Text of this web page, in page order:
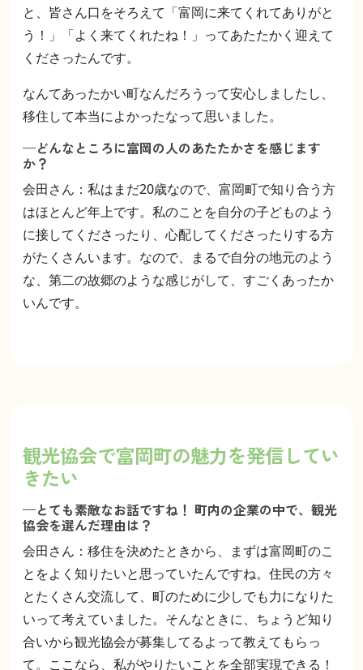
と、皆さん口をそろえて「富岡に来てくれてありがと
う！」「よく来てくれたね！」ってあたたかく迎えて
くださったんです。
なんてあったかい町なんだろうって安心しましたし、
移住して本当によかったなって思いました。
—どんなところに富岡の人のあたたかさを感じます
か？
会田さん：私はまだ20歳なので、富岡町で知り合う方
はほとんど年上です。私のことを自分の子どものよう
に接してくださったり、心配してくださったりする方
がたくさんいます。なので、まるで自分の地元のよう
な、第二の故郷のような感じがして、すごくあったか
いんです。
観光協会で富岡町の魅力を発信してい
きたい
—とても素敵なお話ですね！ 町内の企業の中で、観光
協会を選んだ理由は？
会田さん：移住を決めたときから、まずは富岡町のこ
とをよく知りたいと思っていたんですね。住民の方々
とたくさん交流して、町のために少しでも力になりた
いって考えていました。そんなときに、ちょうど知り
合いから観光協会が募集してるよって教えてもらっ
て。ここなら、私がやりたいことを全部実現できる！